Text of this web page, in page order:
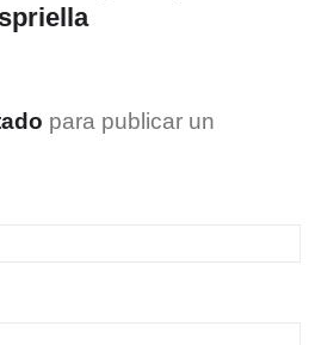
para publicar un